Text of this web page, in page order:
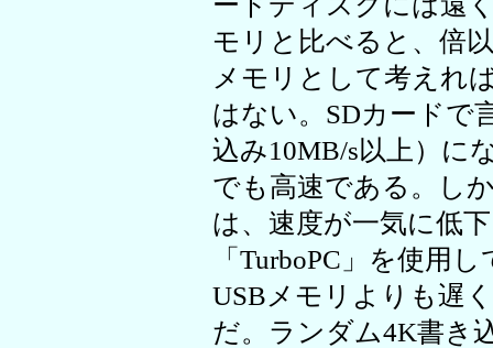
モリと比べると、倍
メモリとして考えれ
はない。SDカードで
込み10MB/s以上）に
でも高速である。し
は、速度が一気に低
「TurboPC」を使用
USBメモリよりも遅
だ。ランダム4K書き